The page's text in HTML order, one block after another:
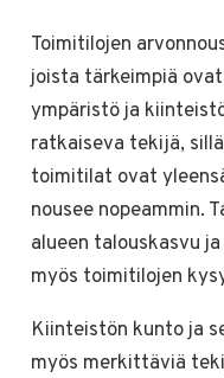
Toimitilojen
joista tärkeimpiä
ympäristö ja
ratkaiseva tekijä,
toimitilat ovat
nousee nopeammin.
alueen talouskasvu
myös toimitilojen
Kiinteistön kunto ja
myös merkittäviä